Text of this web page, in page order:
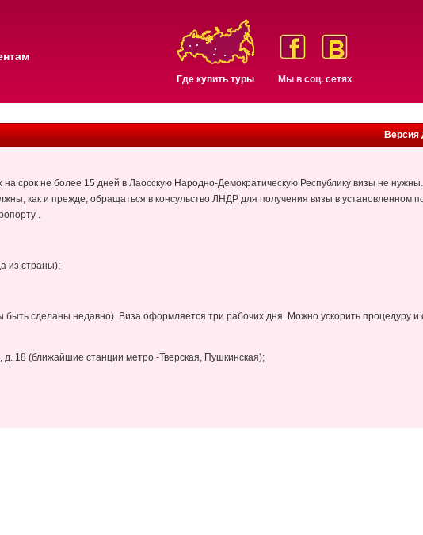
Где купить туры Мы в соц. сетях
Версия
срок не более 15 дней в Лаосскую Народно-Демократическую Республику визы не
как и прежде, обращаться в консульство ЛНДР для получения визы в установленном
.
из страны);
сделаны недавно). Виза оформляется три рабочих дня. Можно ускорить процедуру
18 (ближайшие станции метро -Тверская, Пушкинская);